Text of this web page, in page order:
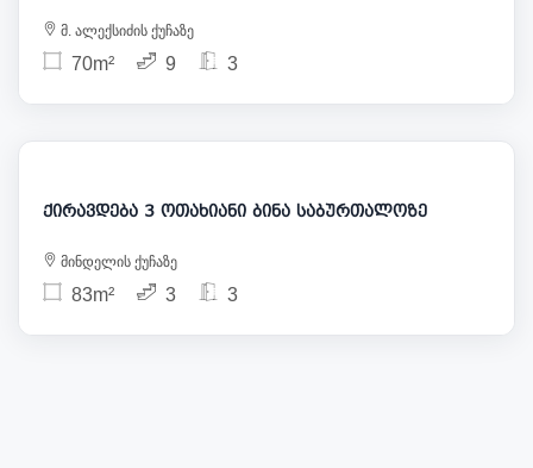
მ. ალექსიძის ქუჩაზე
70m² 9 3
750
ქირავდება 3 ოთახიანი ბინა საბურთალოზე
მინდელის ქუჩაზე
83m² 3 3